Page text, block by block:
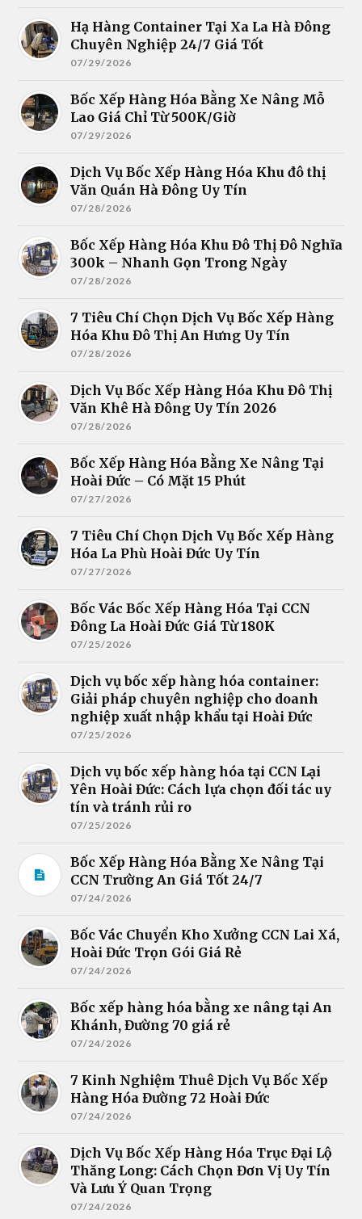
Hạ Hàng Container Tại Xa La Hà Đông
Chuyên Nghiệp 24/7 Giá Tốt
07/29/2026
Bốc Xếp Hàng Hóa Bằng Xe Nâng Mỗ
Lao Giá Chỉ Từ 500K/Giờ
07/29/2026
Dịch Vụ Bốc Xếp Hàng Hóa Khu đô thị
Văn Quán Hà Đông Uy Tín
07/28/2026
Bốc Xếp Hàng Hóa Khu Đô Thị Đô Nghĩa
300k – Nhanh Gọn Trong Ngày
07/28/2026
7 Tiêu Chí Chọn Dịch Vụ Bốc Xếp Hàng
Hóa Khu Đô Thị An Hưng Uy Tín
07/28/2026
Dịch Vụ Bốc Xếp Hàng Hóa Khu Đô Thị
Văn Khê Hà Đông Uy Tín 2026
07/28/2026
Bốc Xếp Hàng Hóa Bằng Xe Nâng Tại
Hoài Đức – Có Mặt 15 Phút
07/27/2026
7 Tiêu Chí Chọn Dịch Vụ Bốc Xếp Hàng
Hóa La Phù Hoài Đức Uy Tín
07/27/2026
Bốc Vác Bốc Xếp Hàng Hóa Tại CCN
Đông La Hoài Đức Giá Từ 180K
07/25/2026
Dịch vụ bốc xếp hàng hóa container:
Giải pháp chuyên nghiệp cho doanh
nghiệp xuất nhập khẩu tại Hoài Đức
07/25/2026
Dịch vụ bốc xếp hàng hóa tại CCN Lại
Yên Hoài Đức: Cách lựa chọn đối tác uy
tín và tránh rủi ro
07/25/2026
Bốc Xếp Hàng Hóa Bằng Xe Nâng Tại
CCN Trường An Giá Tốt 24/7
07/24/2026
Bốc Vác Chuyển Kho Xưởng CCN Lai Xá,
Hoài Đức Trọn Gói Giá Rẻ
07/24/2026
Bốc xếp hàng hóa bằng xe nâng tại An
Khánh, Đường 70 giá rẻ
07/24/2026
7 Kinh Nghiệm Thuê Dịch Vụ Bốc Xếp
Hàng Hóa Đường 72 Hoài Đức
07/24/2026
Dịch Vụ Bốc Xếp Hàng Hóa Trục Đại Lộ
Thăng Long: Cách Chọn Đơn Vị Uy Tín
Và Lưu Ý Quan Trọng
07/24/2026